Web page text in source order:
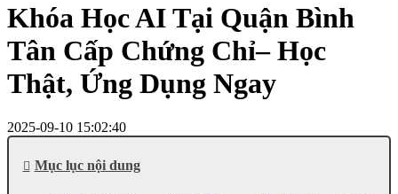
Khóa Học AI Tại Quận Bình
Tân Cấp Chứng Chỉ– Học
Thật, Ứng Dụng Ngay
2025-09-10 15:02:40
Mục lục nội dung